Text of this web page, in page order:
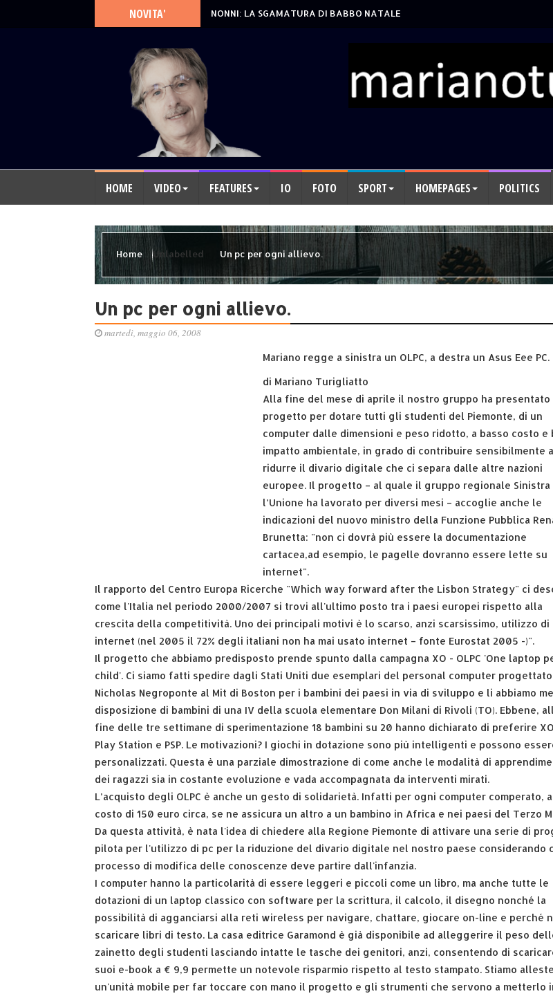
NOVITA' NONNI: LA SGAMATURA DI BABBO NATALE
HOME VIDEO FEATURES IO FOTO SPORT HOMEPAGES POLITICS
Home Unlabelled Un pc per ogni allievo.
Un pc per ogni allievo.
martedì, maggio 06, 2008
Mariano regge a sinistra un OLPC, a destra un Asus Eee PC.
di Mariano Turigliatto
Alla fine del mese di aprile il nostro gruppo ha presentato
progetto per dotare tutti gli studenti del Piemonte, di un
computer dalle dimensioni e peso ridotto, a basso costo e
impatto ambientale, in grado di contribuire sensibilmente a
ridurre il divario digitale che ci separa dalle altre nazioni
europee. Il progetto – al quale il gruppo regionale Sinistra
l’Unione ha lavorato per diversi mesi – accoglie anche le
indicazioni del nuovo ministro della Funzione Pubblica
Brunetta: "non ci dovrà più essere la documentazione
cartacea,ad esempio, le pagelle dovranno essere lette su
internet".
Il rapporto del Centro Europa Ricerche "Which way forward after the Lisbon Strategy" ci
come l'Italia nel periodo 2000/2007 si trovi all'ultimo posto tra i paesi europei rispetto alla
crescita della competitività. Uno dei principali motivi è lo scarso, anzi scarsissimo, utilizzo di
internet (nel 2005 il 72% degli italiani non ha mai usato internet – fonte Eurostat 2005 -)".
Il progetto che abbiamo predisposto prende spunto dalla campagna XO - OLPC 'One laptop
child'. Ci siamo fatti spedire dagli Stati Uniti due esemplari del personal computer progettato
Nicholas Negroponte al Mit di Boston per i bambini dei paesi in via di sviluppo e li abbiamo
disposizione di bambini di una IV della scuola elementare Don Milani di Rivoli (TO). Ebbene,
fine delle tre settimane di sperimentazione 18 bambini su 20 hanno dichiarato di preferire
Play Station e PSP. Le motivazioni? I giochi in dotazione sono più intelligenti e possono
personalizzati. Questa è una parziale dimostrazione di come anche le modalità di
dei ragazzi sia in costante evoluzione e vada accompagnata da interventi mirati.
L’acquisto degli OLPC è anche un gesto di solidarietà. Infatti per ogni computer comperato,
costo di 150 euro circa, se ne assicura un altro a un bambino in Africa e nei paesi del Terzo
Da questa attività, è nata l'idea di chiedere alla Regione Piemonte di attivare una serie di
pilota per l'utilizzo di pc per la riduzione del divario digitale nel nostro paese considerando
processo di modifica delle conoscenze deve partire dall'infanzia.
I computer hanno la particolarità di essere leggeri e piccoli come un libro, ma anche tutte le
dotazioni di un laptop classico con software per la scrittura, il calcolo, il disegno nonché la
possibilità di agganciarsi alla reti wireless per navigare, chattare, giocare on-line e perché
scaricare libri di testo. La casa editrice Garamond è già disponibile ad alleggerire il peso
zainetto degli studenti lasciando intatte le tasche dei genitori, anzi, consentendo di
suoi e-book a € 9,9 permette un notevole risparmio rispetto al testo stampato. Stiamo
un'unità mobile per far toccare con mano il progetto e gli strumenti che servono a metterlo